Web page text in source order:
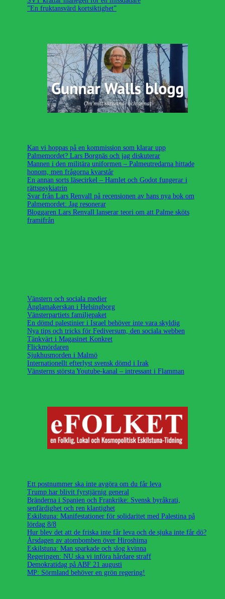
”En fruktansvärd kortsiktighet”
Kan vi hoppas på en kommission som klarar upp
Palmemordet? Lars Borgnäs och jag diskuterar
Mannen i den militära uniformen – Palmeutredarna hittade
honom, men frågorna kvarstår
En annan sorts läsecirkel – Hamlet och Godot fungerar i
rättspsykiatrin
Svar från Lars Renvall på recensionen av hans nya bok om
Palmemordet: Jag resonerar
Bloggaren Lars Renvall lanserar teori om att Palme sköts
framifrån
Vänstern och sociala medier
Änglamakerskan i Helsingborg
Vänsterpartiets familjepaket
En dömd palestinier i Israel behöver inte vara skyldig
Nya tips och tricks för Fediversum, den sociala webben
Tänkvärt i Magasinet Konkret
Flickmördaren
Sjukhusmorden i Malmö
Internationellt efterlyst svensk dömd i Irak
Vänsterns största Youtube-kanal – intressant i Flamman
Ett postnummer ska inte avgöra om du får leva
Trump har blivit fyrstjärnig general
Bränderna i Spanien och Frankrike: Svensk byråkrati,
senfärdighet och ren klantighet
Eskilstuna: Manifestationer för solidaritet med Palestina på
lördag 8/8
Hur blev det att de friska inte får leva och de sjuka inte får dö?
Årsdagen av atombomben över Hiroshima
Eskilstuna: Man sparkade och slog kvinna
Regeringen: NU ska vi införa hårdare straff
Demokratidag på ABF 21 augusti
MP: Sörmland behöver en grön regering!